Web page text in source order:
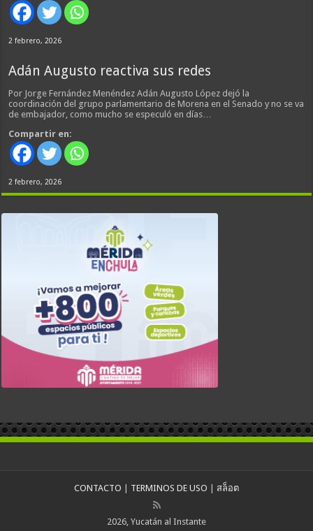
2 febrero, 2026
Adán Augusto reactiva sus redes
Por Jorge Fernández Menéndez Adán Augusto López dejó la
coordinación del grupo parlamentario de Morena en el Senado y no se va
de embajador, como mucho se especuló en días…
Compartir en:
2 febrero, 2026
CONTACTO TERMINOS DE USO สล็อต
2026, Yucatán al Instante